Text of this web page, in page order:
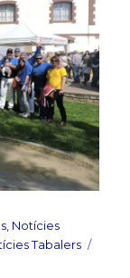
, Notícies
Tabalers